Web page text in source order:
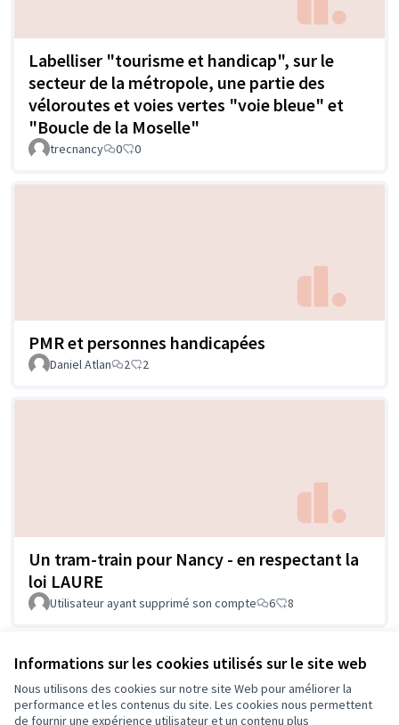
Informations sur les cookies utilisés sur le site web
Nous utilisons des cookies sur notre site Web pour améliorer la
performance et les contenus du site. Les cookies nous permettent
de fournir une expérience utilisateur et un contenu plus
Labelliser "tourisme et handicap", sur le
secteur de la métropole, une partie des
véloroutes et voies vertes "voie bleue" et
"Boucle de la Moselle"
trecnancy 0 0
PMR et personnes handicapées
Daniel Atlan 2 2
Un tram-train pour Nancy - en respectant la
loi LAURE
Utilisateur ayant supprimé son compte 6 8
Voir toutes les propositions retirées
Conditions d'utilisation